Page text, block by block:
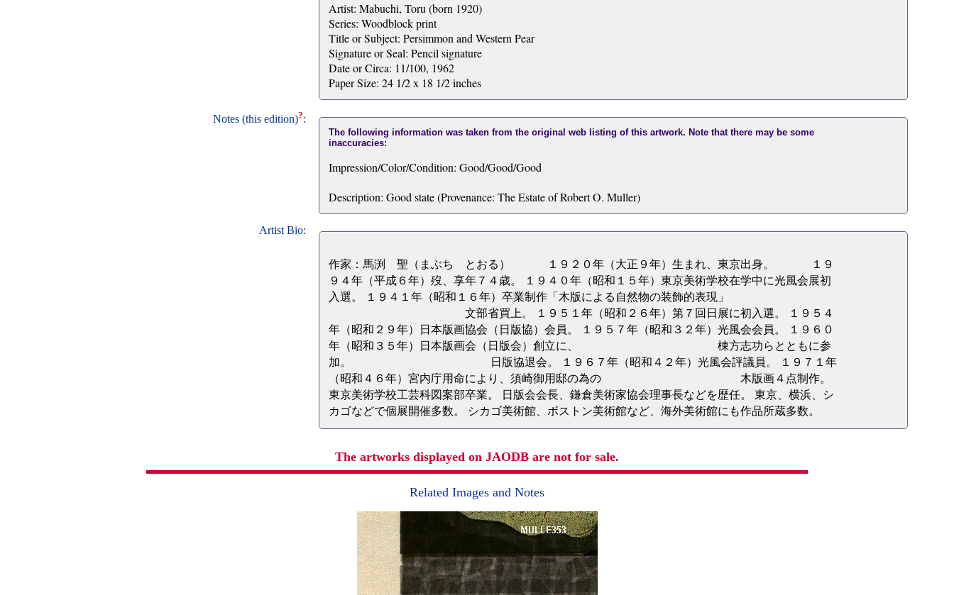
Artist: Mabuchi, Toru (born 1920)
Series: Woodblock print
Title or Subject: Persimmon and Western Pear
Signature or Seal: Pencil signature
Date or Circa: 11/100, 1962
Paper Size: 24 1/2 x 18 1/2 inches
Notes (this edition)?:
The following information was taken from the original web listing of this artwork. Note that there may be some
inaccuracies:
Impression/Color/Condition: Good/Good/Good
Description: Good state (Provenance: The Estate of Robert O. Muller)
Artist Bio:
作家：馬渕 聖（まぶち とおる） １９２０年（大正９年）生まれ、東京出身。 １９
９４年（平成６年）歿、享年７４歳。 １９４０年（昭和１５年）東京美術学校在学中に光風会展初
入選。 １９４１年（昭和１６年）卒業制作「木版による自然物の装飾的表現」
文部省買上。 １９５１年（昭和２６年）第７回日展に初入選。 １９５４
年（昭和２９年）日本版画協会（日版協）会員。 １９５７年（昭和３２年）光風会会員。 １９６０
年（昭和３５年）日本版画会（日版会）創立に、 棟方志功らとともに参
加。 日版協退会。 １９６７年（昭和４２年）光風会評議員。 １９７１年
（昭和４６年）宮内庁用命により、須崎御用邸の為の 木版画４点制作。
東京美術学校工芸科図案部卒業。 日版会会長、鎌倉美術家協会理事長などを歴任。 東京、横浜、シ
カゴなどで個展開催多数。 シカゴ美術館、ボストン美術館など、海外美術館にも作品所蔵多数。
The artworks displayed on JAODB are not for sale.
Related Images and Notes